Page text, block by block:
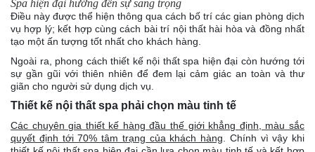
Spa hiện đại hướng đến sự sang trọng
Điều này được thể hiện thông qua cách bố trí các gian phòng dịch
vụ hợp lý; kết hợp cùng cách bài trí nội thất hài hòa và đồng nhất
tạo một ấn tượng tốt nhất cho khách hàng.
Ngoài ra, phong cách thiết kế nội thất spa hiện đại còn hướng tới
sự gần gũi với thiên nhiên để đem lại cảm giác an toàn và thư
giãn cho người sử dụng dịch vụ.
Thiết kế nội thất spa phải chọn màu tinh tế
Các chuyên gia thiết kế hàng đầu thế giới khẳng định, màu sắc
quyết định tới 70% tâm trạng của khách hàng . Chính vì vậy khi